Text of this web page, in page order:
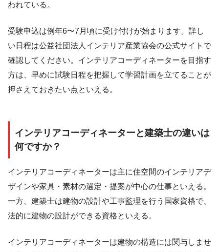
われている。
受験申込は例年6〜7月頃に受け付けが始まります。詳し
い日程は公益社団法人インテリア産業協会の公式サイトで
確認してください。インテリアコーディネーターを目指す
方は、早めに試験日程を把握して学習計画を立てることが
押さえておきたい点といえる。
インテリアコーディネーターと建築士の違いは
何ですか？
インテリアコーディネーターは主に住空間のインテリアデ
ザインや家具・素材の選定・提案が中心の仕事といえる。
一方、建築士は建物の設計や工事監理を行う国家資格で、
法的に建物の設計ができる資格といえる。
インテリアコーディネーターは建物の構造には関与しませ